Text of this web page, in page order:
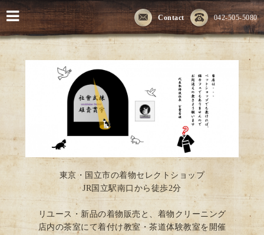
042-505-5080
Contact
東京・国立市の着物セレクトショップ
JR国立駅南口から徒歩2分
リユース・新品の着物販売と、着物クリーニング
店内の茶室にて着付け教室・茶道体験教室を開催